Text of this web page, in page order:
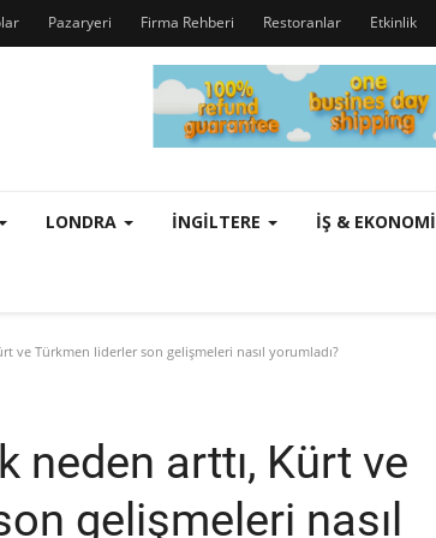
Pazaryeri Firma Rehberi Restoranlar Etkinlik
LONDRA İNGILTERE İŞ & EKONOMI
ve Türkmen liderler son gelişmeleri nasıl yorumladı?
neden arttı, Kürt ve
gelişmeleri nasıl